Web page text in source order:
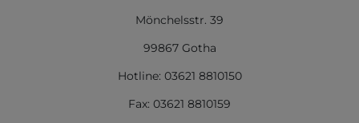
Mönchelsstr. 39
99867 Gotha
Hotline: 03621 8810150
Fax: 03621 8810159